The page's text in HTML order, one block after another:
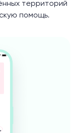
территорий
помощь.